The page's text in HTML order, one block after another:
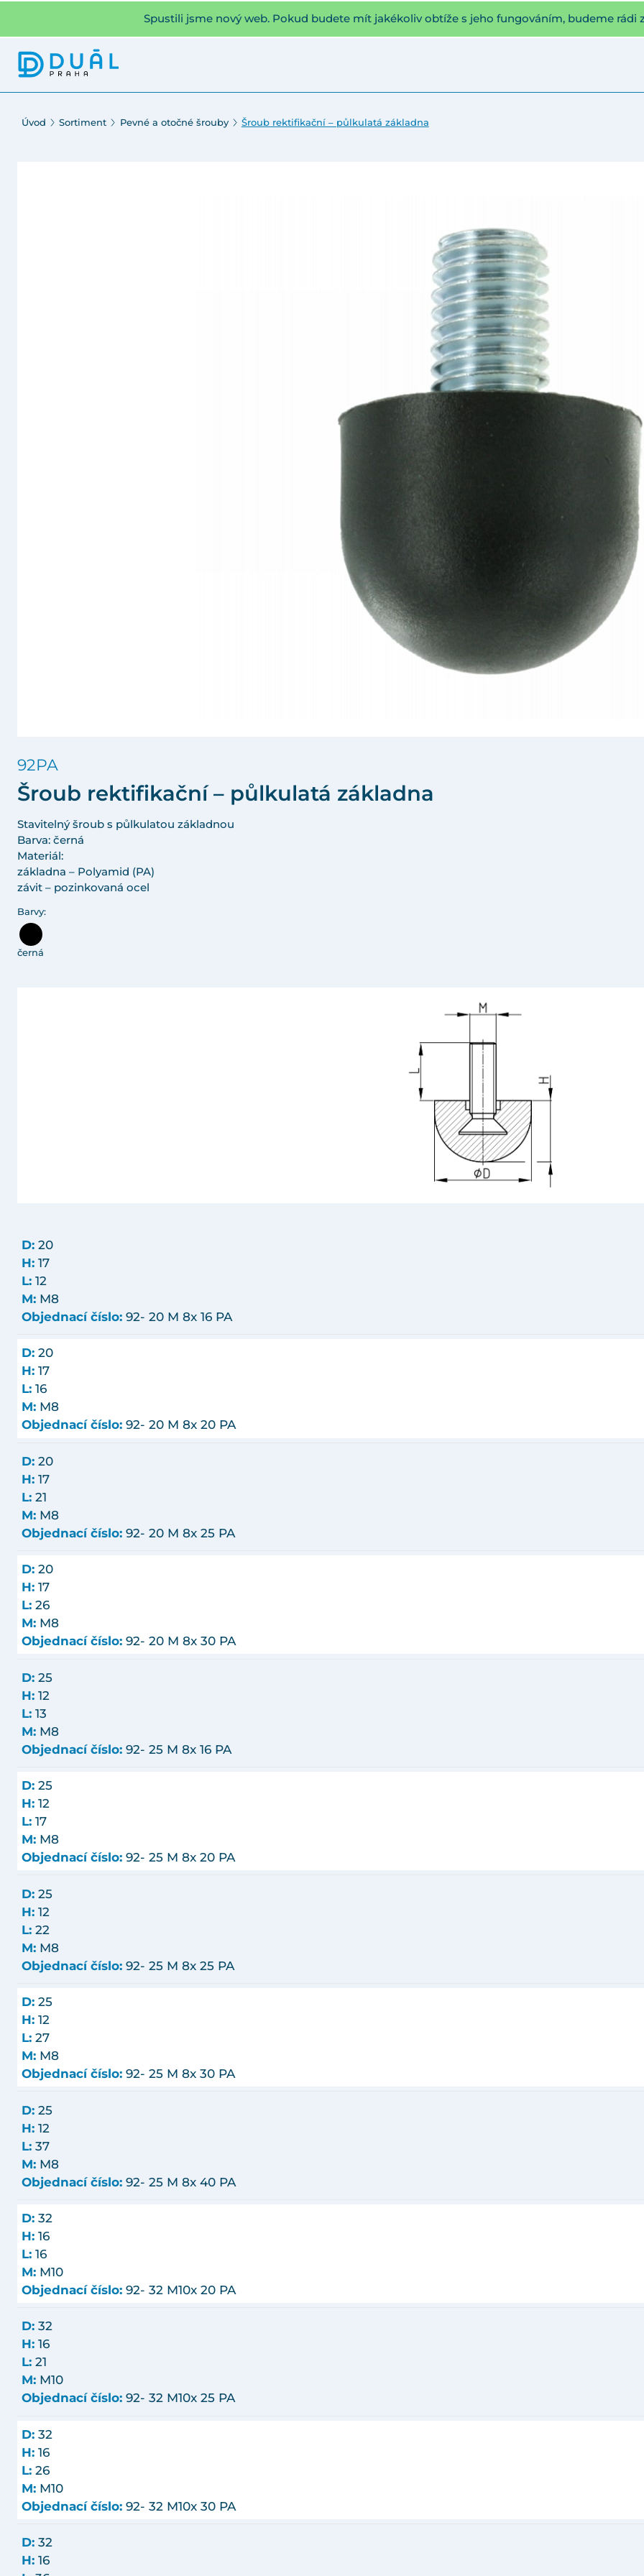
Spustili jsme nový web. Pokud budete mít jakékoliv obtíže s jeho fungováním, budeme rádi
Úvod Sortiment Pevné a otočné šrouby Šroub rektifikační – půlkulatá základna
92PA
Šroub rektifikační – půlkulatá základna
Stavitelný šroub s půlkulatou základnou
Barva: černá
Materiál:
základna – Polyamid (PA)
závit – pozinkovaná ocel
Barvy:
černá
D: 20
H: 17
L: 12
M: M8
Objednací číslo: 92- 20 M 8x 16 PA
D: 20
H: 17
L: 16
M: M8
Objednací číslo: 92- 20 M 8x 20 PA
D: 20
H: 17
L: 21
M: M8
Objednací číslo: 92- 20 M 8x 25 PA
D: 20
H: 17
L: 26
M: M8
Objednací číslo: 92- 20 M 8x 30 PA
D: 25
H: 12
L: 13
M: M8
Objednací číslo: 92- 25 M 8x 16 PA
D: 25
H: 12
L: 17
M: M8
Objednací číslo: 92- 25 M 8x 20 PA
D: 25
H: 12
L: 22
M: M8
Objednací číslo: 92- 25 M 8x 25 PA
D: 25
H: 12
L: 27
M: M8
Objednací číslo: 92- 25 M 8x 30 PA
D: 25
H: 12
L: 37
M: M8
Objednací číslo: 92- 25 M 8x 40 PA
D: 32
H: 16
L: 16
M: M10
Objednací číslo: 92- 32 M10x 20 PA
D: 32
H: 16
L: 21
M: M10
Objednací číslo: 92- 32 M10x 25 PA
D: 32
H: 16
L: 26
M: M10
Objednací číslo: 92- 32 M10x 30 PA
D: 32
H: 16